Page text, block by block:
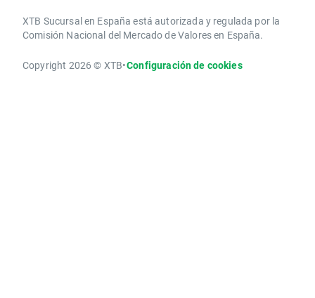
XTB Sucursal en España está autorizada y regulada por la
Comisión Nacional del Mercado de Valores en España.
Copyright 2026 © XTB•Configuración de cookies